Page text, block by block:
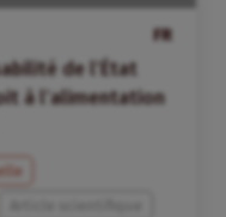
FR
de l’État
à l’alimentation